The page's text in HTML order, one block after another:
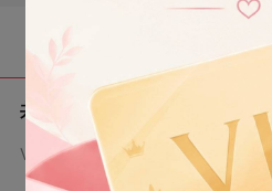
目錄
共 7 章
VIP章節可通過金幣購買提前點讀